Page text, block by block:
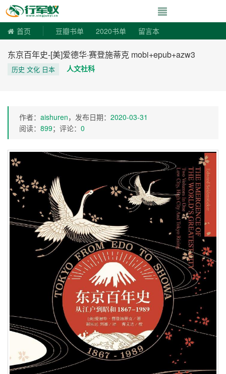
寻书令|走向自
首页 豆瓣书单 2020书单 留言本
东京百年史-[美]爱德华·赛登施蒂克 mobi+epub+azw3
历史 文化 日本 人文社科
作者： aishuren，发布日期： 2020-03-31
阅读： 899；评论： 0